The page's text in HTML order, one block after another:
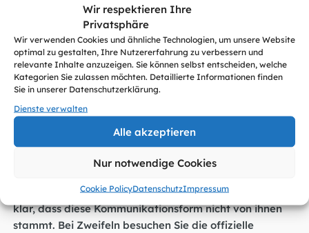
Wir respektieren Ihre
Privatsphäre
Wir verwenden Cookies und ähnliche Technologien, um unsere Website
optimal zu gestalten, Ihre Nutzererfahrung zu verbessern und
relevante Inhalte anzuzeigen. Sie können selbst entscheiden, welche
Kategorien Sie zulassen möchten. Detaillierte Informationen finden
Sie in unserer Datenschutzerklärung.
Dienste verwalten
Alle akzeptieren
Nur notwendige Cookies
Cookie PolicyDatenschutzImpressum
Erzeugen eines Gefühls der Dringlichkeit, um
Empfänger dazu zu bringen, ohne nachzudenken auf
schädliche Links zu klicken. Neben der Steuerbehörde
wird auch PayPal verstärkt von Betrügern als Tarnung
genutzt, um an Bankdaten zu gelangen. Während
früher oft Banken oder Kreditkartenanbieter imitiert
wurden, stehen nun vermehrt Zahlungsdienstleister im
Empfehlung: Seien Sie wachsam, klicken Sie nicht auf
Informationen preis. Die Agentur für Einnahmen stellt
klar, dass diese Kommunikationsform nicht von ihnen
stammt. Bei Zweifeln besuchen Sie die offizielle